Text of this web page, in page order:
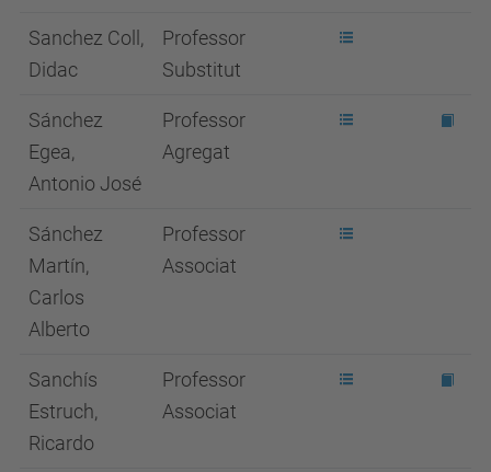
Sanchez Coll,
Didac
Professor
Substitut
Sánchez
Egea,
Antonio José
Professor
Agregat
Sánchez
Martín,
Carlos
Alberto
Professor
Associat
Sanchís
Estruch,
Ricardo
Professor
Associat